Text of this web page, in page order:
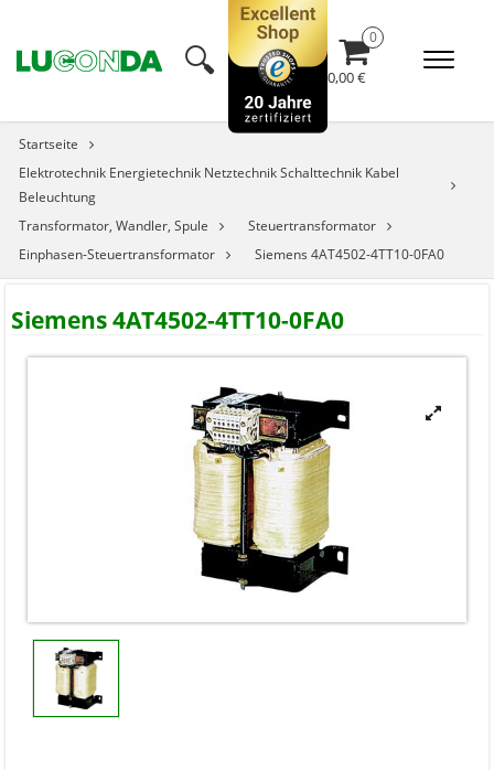
🔍︎ 0,00 €
Startseite
Elektrotechnik Energietechnik Netztechnik Schalttechnik Kabel
Beleuchtung
Transformator, Wandler, Spule
Steuertransformator
Einphasen-Steuertransformator
Siemens 4AT4502-4TT10-0FA0
Siemens 4AT4502-4TT10-0FA0
